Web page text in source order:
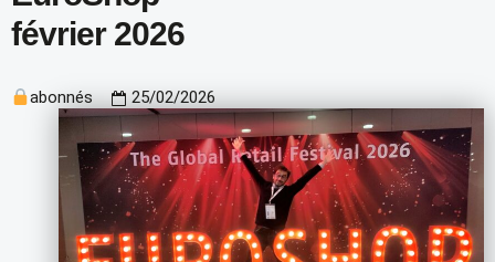
février 2026
abonnés 25/02/2026